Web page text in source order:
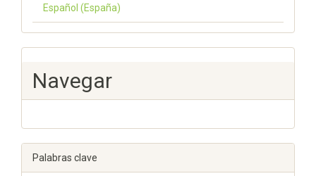
Español (España)
Navegar
Palabras clave